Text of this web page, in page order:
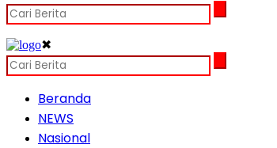
✖
Beranda
NEWS
Nasional